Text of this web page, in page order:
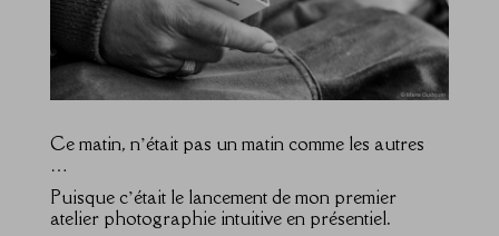
Ce matin, n’était pas un matin comme les autres
…
Puisque c’était le lancement de mon premier
atelier photographie intuitive en présentiel.